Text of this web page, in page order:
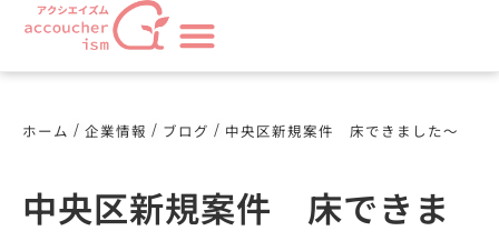
ホーム / 企業情報 / ブログ / 中央区新規案件 床できました～
中央区新規案件 床できま